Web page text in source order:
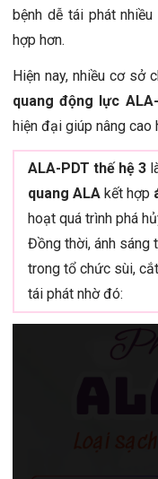
bệnh dễ tái phát
hợp hơn.
Hiện nay, nhiều cơ sở
quang động lực
hiện đại giúp nâng cao
ALA-PDT thế hệ 3
quang ALA kết hợp
hoạt quá trình phá
Đồng thời, ánh sáng
trong tổ chức sùi,
tái phát nhờ đó: